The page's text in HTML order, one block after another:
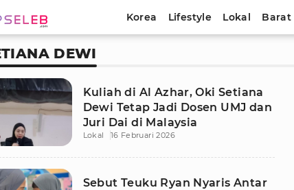
Korea Lifestyle Lokal Barat
DEWI
Kuliah di Al Azhar, Oki Setiana
Dewi Tetap Jadi Dosen UMJ dan
Juri Dai di Malaysia
Lokal 16 Februari 2026
Sebut Teuku Ryan Nyaris Antar